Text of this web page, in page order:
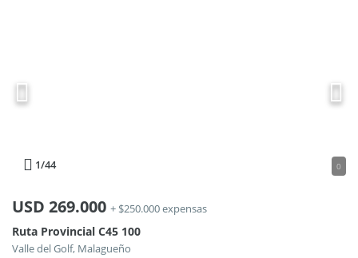
1/44 0
USD 269.000 + $250.000 expensas
Ruta Provincial C45 100
Valle del Golf, Malagueño